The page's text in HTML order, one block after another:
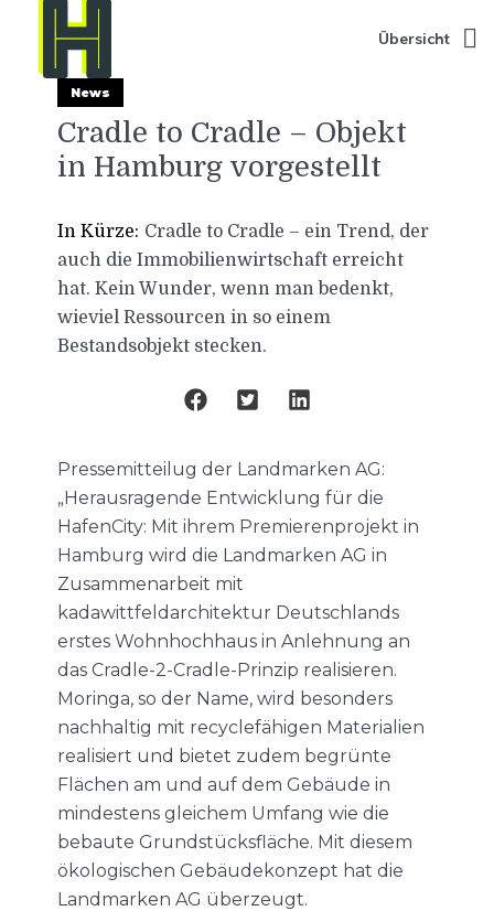
Übersicht
News
Cradle to Cradle – Objekt
in Hamburg vorgestellt
In Kürze: Cradle to Cradle – ein Trend, der
auch die Immobilienwirtschaft erreicht
hat. Kein Wunder, wenn man bedenkt,
wieviel Ressourcen in so einem
Bestandsobjekt stecken.
Pressemitteilug der Landmarken AG:
„Herausragende Entwicklung für die
HafenCity: Mit ihrem Premierenprojekt in
Hamburg wird die Landmarken AG in
Zusammenarbeit mit
kadawittfeldarchitektur Deutschlands
erstes Wohnhochhaus in Anlehnung an
das Cradle-2-Cradle-Prinzip realisieren.
Moringa, so der Name, wird besonders
nachhaltig mit recyclefähigen Materialien
realisiert und bietet zudem begrünte
Flächen am und auf dem Gebäude in
mindestens gleichem Umfang wie die
bebaute Grundstücksfläche. Mit diesem
ökologischen Gebäudekonzept hat die
Landmarken AG überzeugt.